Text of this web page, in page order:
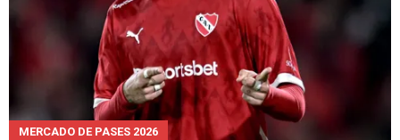
MERCADO DE PASES 2026